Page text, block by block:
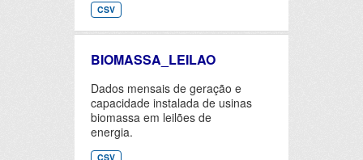
CSV
BIOMASSA_LEILAO
Dados mensais de geração e
capacidade instalada de usinas
biomassa em leilões de
energia.
CSV